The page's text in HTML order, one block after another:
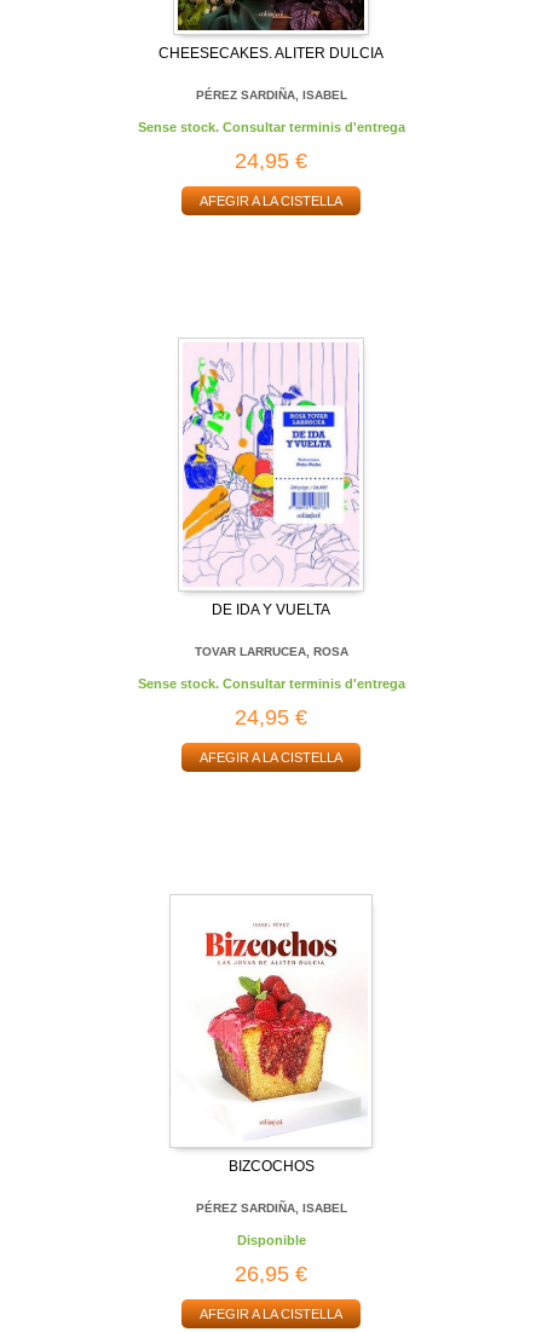
CHEESECAKES. ALITER DULCIA
PÉREZ SARDIÑA, ISABEL
Sense stock. Consultar terminis d'entrega
24,95 €
AFEGIR A LA CISTELLA
DE IDA Y VUELTA
TOVAR LARRUCEA, ROSA
Sense stock. Consultar terminis d'entrega
24,95 €
AFEGIR A LA CISTELLA
BIZCOCHOS
PÉREZ SARDIÑA, ISABEL
Disponible
26,95 €
AFEGIR A LA CISTELLA